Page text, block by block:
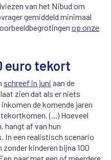
van het Nibud om
gemiddeld minimaal
op onze
euro tekort
schreef in juni aan de
zien dat als er niets
de komende jaren
(...) Hoeveel
hangt af van hun
In een realistisch scenario
kinderen bijna 100